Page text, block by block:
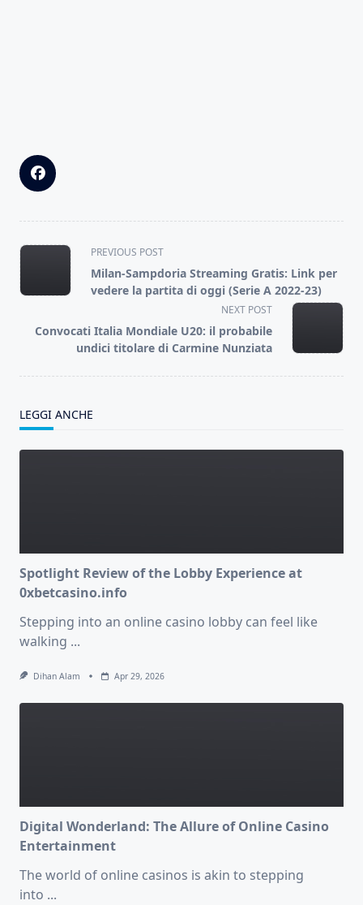
<span
class="nav-
subtitle
reader-
text">Page</span>
PREVIOUS POST
Milan-Sampdoria Streaming Gratis: Link per
vedere la partita di oggi (Serie A 2022-23)
NEXT POST
Convocati Italia Mondiale U20: il probabile
undici titolare di Carmine Nunziata
LEGGI ANCHE
Spotlight Review of the Lobby Experience at
0xbetcasino.info
Stepping into an online casino lobby can feel like
walking ...
Dihan Alam Apr 29, 2026
Digital Wonderland: The Allure of Online Casino
Entertainment
The world of online casinos is akin to stepping
into ...